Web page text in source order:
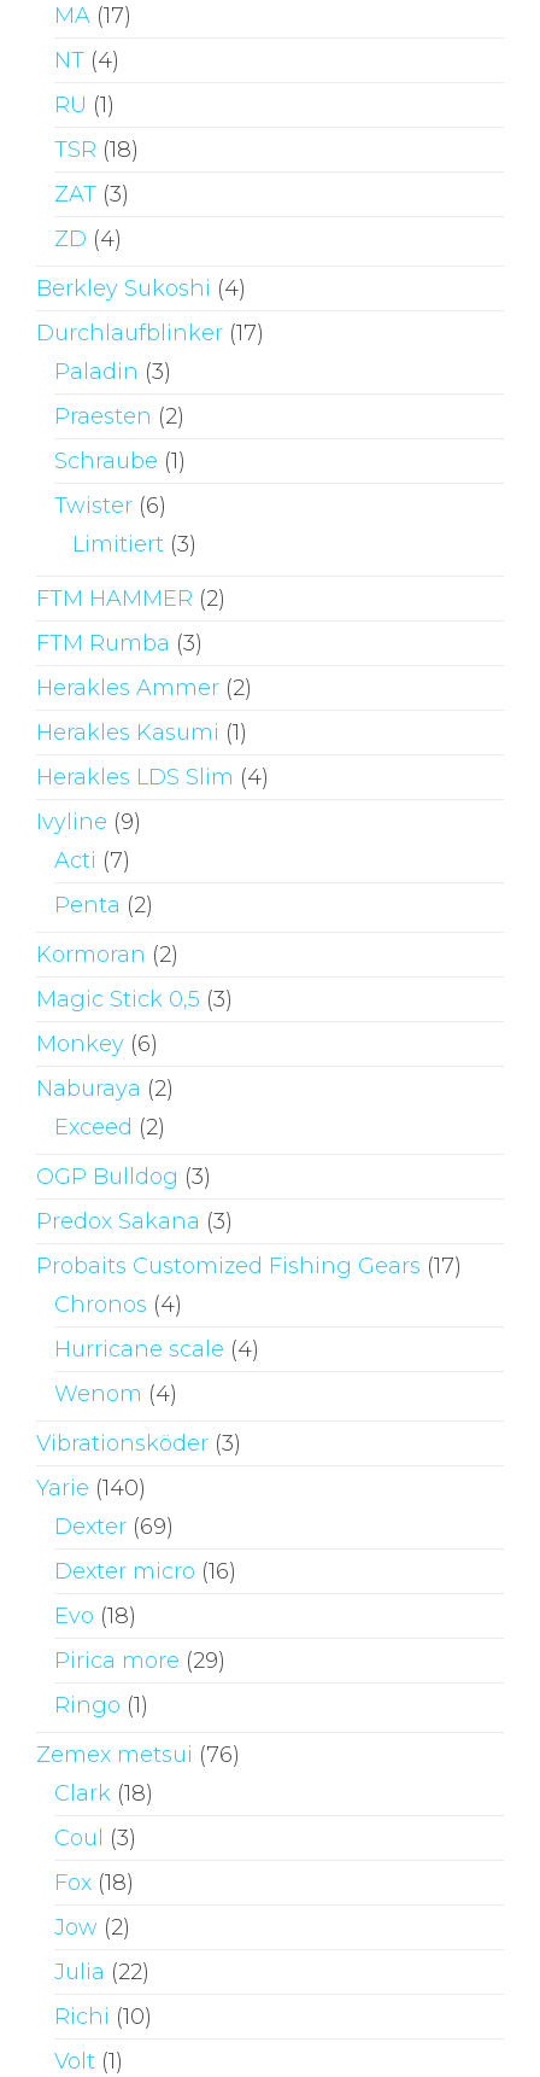
MA (17)
NT (4)
RU (1)
TSR (18)
ZAT (3)
ZD (4)
Berkley Sukoshi (4)
Durchlaufblinker (17)
Paladin (3)
Praesten (2)
Schraube (1)
Twister (6)
Limitiert (3)
FTM HAMMER (2)
FTM Rumba (3)
Herakles Ammer (2)
Herakles Kasumi (1)
Herakles LDS Slim (4)
Ivyline (9)
Acti (7)
Penta (2)
Kormoran (2)
Magic Stick 0,5 (3)
Monkey (6)
Naburaya (2)
Exceed (2)
OGP Bulldog (3)
Predox Sakana (3)
Probaits Customized Fishing Gears (17)
Chronos (4)
Hurricane scale (4)
Wenom (4)
Vibrationsköder (3)
Yarie (140)
Dexter (69)
Dexter micro (16)
Evo (18)
Pirica more (29)
Ringo (1)
Zemex metsui (76)
Clark (18)
Coul
(3)
Fox (18)
Jow (2)
Julia (22)
Richi (10)
Volt (1)